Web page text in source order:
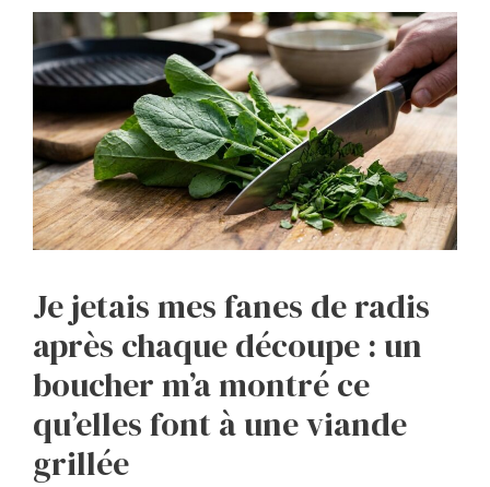
Je jetais mes fanes de radis
après chaque découpe : un
boucher m’a montré ce
qu’elles font à une viande
grillée